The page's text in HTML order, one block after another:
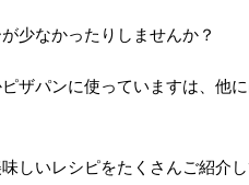
少なかったりしませんか？
ザパンに使っていますは、他
しいレシピをたくさんご紹介し